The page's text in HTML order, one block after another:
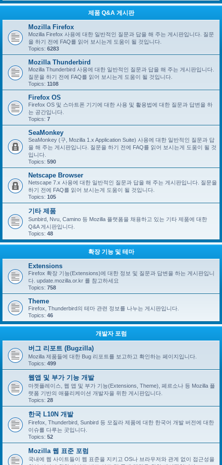
제품 Q&A 게시판
Mozilla Firefox
Mozilla Firefox 사용에 대한 일반적인 질문과 답을 해 주는 게시판입니다. 질문
을 하기 전에 FAQ를 읽어 보시는게 도움이 될 것입니다.
Topics: 6283
Mozilla Thunderbird
Mozilla Thunderbird 사용에 대한 일반적인 질문과 답을 해 주는 게시판입니다.
질문을 하기 전에 FAQ를 읽어 보시는게 도움이 될 것입니다.
Topics: 1108
Firefox OS
Firefox OS 및 스마트폰 기기에 대한 사용 및 활용법에 대한 질문과 답변을 하
는 공간입니다.
Topics: 7
SeaMonkey
SeaMonkey (구, Mozilla 1.x Application Suite) 사용에 대한 일반적인 질문과 답
을 해 주는 게시판입니다. 질문을 하기 전에 FAQ를 읽어 보시는게 도움이 될 것
입니다.
Topics: 590
Netscape Browser
Netscape 7.x 사용에 대한 일반적인 질문과 답을 해 주는 게시판입니다. 질문을
하기 전에 FAQ를 읽어 보시는게 도움이 될 것입니다.
Topics: 105
기타 제품
Sunbird, Nvu, Camino 등 Mozilla 플랫폼을 채용하고 있는 기타 제품에 대한
Q&A 게시판입니다.
Topics: 48
확장 기능 및 테마
Extensions
Firefox 확장 기능(Extensions)에 대한 정보 및 질문과 답변을 하는 게시판입니
다. update.mozilla.or.kr 를 참고하세요
Topics: 758
Theme
Firefox, Thunderbird의 테마 관련 정보를 나누는 게시판입니다.
Topics: 46
개발자 포럼
버그 리포트 (Bugzilla)
Mozilla 제품들에 대한 Bug 리포트를 보고하고 확인하는 페이지입니다.
Topics: 499
웹앱 및 부가 기능 개발
마켓플레이스, 웹 앱 및 부가 기능(Extensions, Theme), 페르소나 등 Mozilla 플
랫폼 기반의 애플리케이션 개발자을 위한 게시판입니다.
Topics: 28
한국 L10N 개발
Firefox, Thunderbird, Sunbird 등 모질라 제품에 대한 한국어 개발 버전에 대한
이슈를 다루는 곳입니다.
Topics: 52
Mozilla 웹 표준 포럼
국내에 웹 사이트들이 웹 표준을 지키고 OS나 브라우저와 관계 없이 접근성을